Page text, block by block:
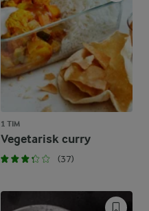
1 TIM
Vegetarisk curry
(37)